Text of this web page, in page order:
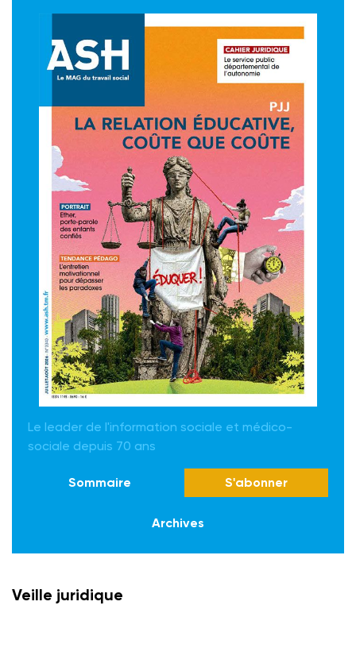
Le leader de l'information sociale et médico-
sociale depuis 70 ans
Sommaire S'abonner
Archives
Veille juridique